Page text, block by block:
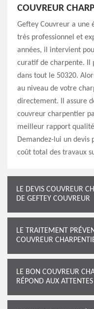
COUVREUR
Geftey Couvreur a une
très professionnel et
années, il intervient
curatif de charpente. Il
dans tout le 50320.
au niveau de votre
directement. Il assure
couvreur charpentier
meilleur rapport
Demandez-lui un
coût total des travaux
LE DEVIS COUVREUR
DE GEFTEY COUVREUR
LE TRAITEMENT
COUVREUR
LE BON COUVREUR
RÉPOND AUX